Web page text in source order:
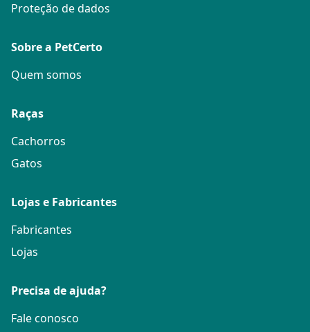
Proteção de dados
Sobre a PetCerto
Quem somos
Raças
Cachorros
Gatos
Lojas e Fabricantes
Fabricantes
Lojas
Precisa de ajuda?
Fale conosco